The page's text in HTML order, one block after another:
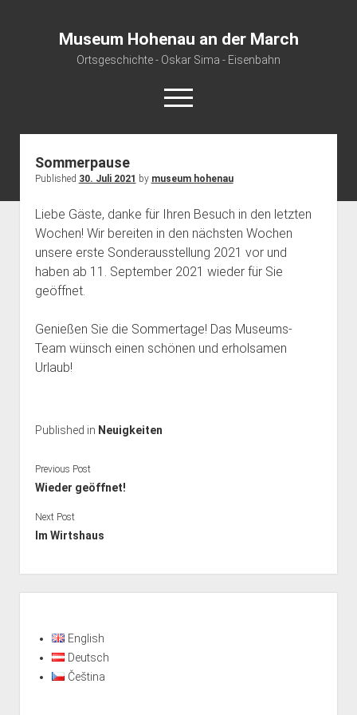
Museum Hohenau an der March
Ortsgeschichte - Oskar Sima - Eisenbahn
open
menu
dropdown
Geschichte des Museums
Objekte und Erinnerungen sammeln – Sammelaufruf
Podcasts
Besucherinformationen
open
dropdown
menu
Die Dauerausstellung
Sonderausstellungen
Edition Zachnov
Pletky Lexikon
Sommerpause
Published 30. Juli 2021 by museum hohenau
Liebe Gäste, danke für Ihren Besuch in den letzten
Wochen! Wir bereiten in den nächsten Wochen
unsere erste Sonderausstellung 2021 vor und
haben ab 11. September 2021 wieder für Sie
geöffnet.
Genießen Sie die Sommertage! Das Museums-
Team wünsch einen schönen und erholsamen
Urlaub!
Published in Neuigkeiten
Previous Post
Wieder geöffnet!
Next Post
Im Wirtshaus
English
Deutsch
Čeština